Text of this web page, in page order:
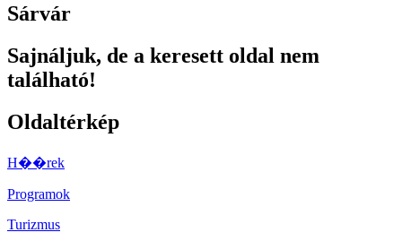
Sárvár
Sajnáljuk, de a keresett oldal nem
található!
Oldaltérkép
H��rek
Programok
Turizmus